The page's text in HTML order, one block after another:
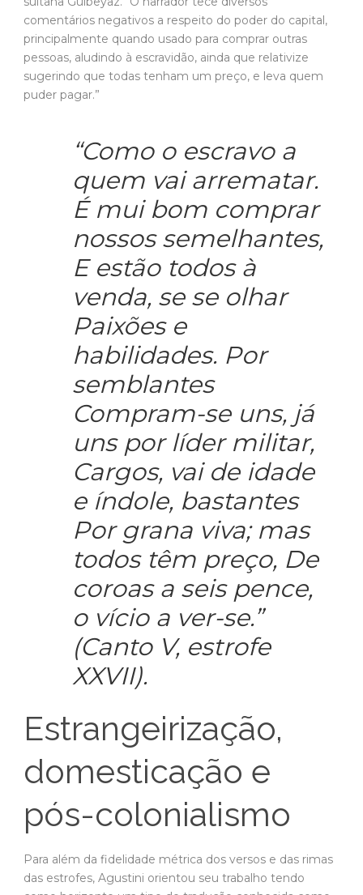
“Como o escravo a
quem vai arrematar.
É mui bom comprar
nossos semelhantes,
E estão todos à
venda, se se olhar
Paixões e
habilidades. Por
semblantes
Compram-se uns, já
uns por líder militar,
Cargos, vai de idade
e índole, bastantes
Por grana viva; mas
todos têm preço, De
coroas a seis pence,
o vício a ver-se.”
(Canto V, estrofe
XXVII).
Estrangeirização,
domesticação e
pós-colonialismo
Para além da fidelidade métrica dos versos e das rimas
das estrofes, Agustini orientou seu trabalho tendo
como horizonte um tipo de tradução conhecida como
estrangeirizante. Apoiada na teoria tradutória do
Romantismo alemão, a abordagem estrangeirizante
enriquece o próprio idioma e a cultura de chegada da
obra.